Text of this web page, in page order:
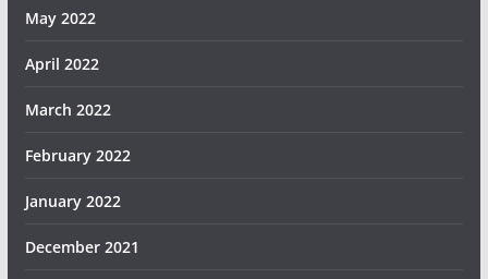
May 2022
April 2022
March 2022
February 2022
January 2022
December 2021